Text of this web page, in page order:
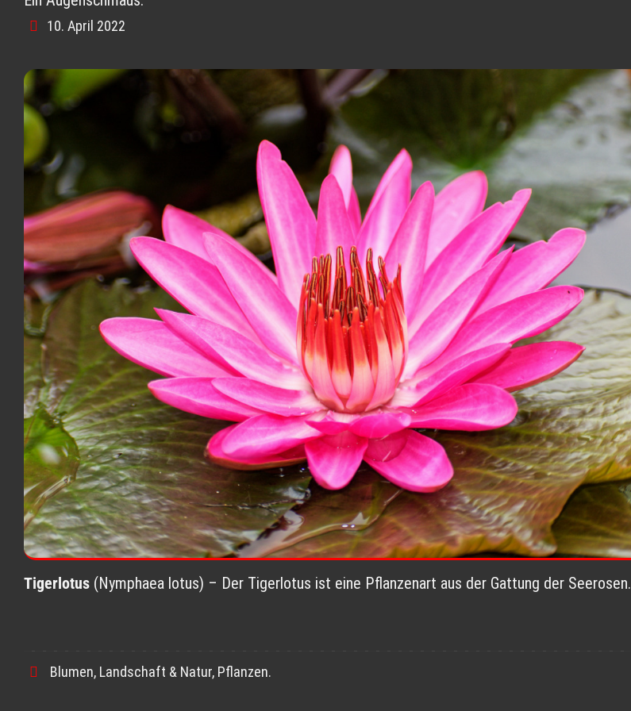
10. April 2022
Tigerlotus (Nymphaea lotus) – Der Tigerlotus ist eine Pflanzenart aus der Gattung der Seerosen.
Blumen, Landschaft & Natur, Pflanzen.